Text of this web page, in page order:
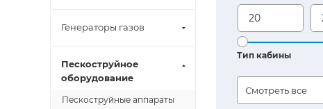
Тип кабины
Смотреть все
Генераторы газов
Пескоструйное
оборудование
Пескоструйные аппараты